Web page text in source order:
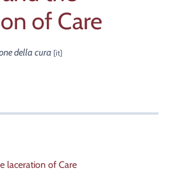
of Care
della cura
laceration of Care